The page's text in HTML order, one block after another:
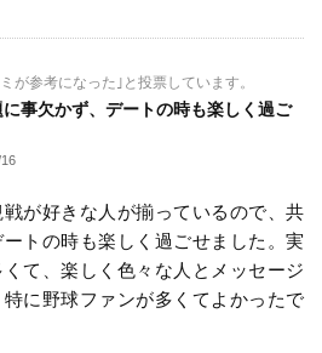
が参考になった｣と投票しています。
事欠かず、デートの時も楽しく過ご
が好きな人が揃っているので、共
トの時も楽しく過ごせました。実
て、楽しく色々な人とメッセージ
に野球ファンが多くてよかったで